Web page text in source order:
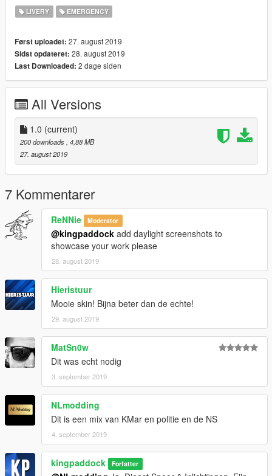
Modifications on Front Cab - Reaver
Front Cab interior - EnoMods
Multiple materials - EnoMods & matsn0w
Wheels - GloriusModding
Screenshots - EnoMods
LIVERY EMERGENCY
Først uploadet: 27. august 2019
Sidst opdateret: 28. august 2019
Last Downloaded: 2 dage siden
All Versions
1.0 (current)
200 downloads , 4,88 MB
27. august 2019
7 Kommentarer
ReNNie Moderator
@kingpaddock add daylight screenshots to
showcase your work please
28. august 2019
Hieristuur
Mooie skin! Bijna beter dan de echte!
29. august 2019
MatSn0w
Dit was echt nodig
3. september 2019
NLmodding
Dit is een mix van KMar en politie en de NS
4. september 2019
kingpaddock Forfatter